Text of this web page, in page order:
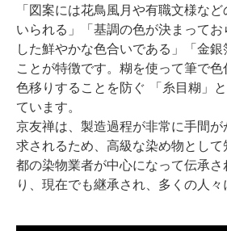
「図案には花鳥風月や有職文様な
いられる」「基調の色が決まって
した鮮やかな色合いである」「金銀
ことが特徴です。糊を使って筆で
色移りすることを防ぐ 「糸目糊」
ています。
京友禅は、製造過程が非常に手間
求されるため、高級な染め物とし
都の染物業者が中心になって伝承
り、現在でも継承され、多くの人々